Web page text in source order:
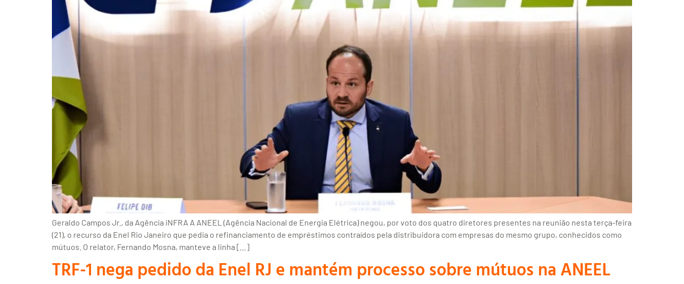
Geraldo Campos Jr., da Agência iNFRA A ANEEL (Agência Nacional de Energia Elétrica) negou, por voto dos quatro diretores presentes na reunião nesta terça-feira
(21), o recurso da Enel Rio Janeiro que pedia o refinanciamento de empréstimos contraídos pela distribuidora com empresas do mesmo grupo, conhecidos como
mútuos. O relator, Fernando Mosna, manteve a linha […]
TRF-1 nega pedido da Enel RJ e mantém processo sobre mútuos na ANEEL